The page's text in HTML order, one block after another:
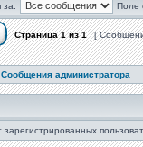
за: Поле
Страница1из1 [
Сообщения администратора